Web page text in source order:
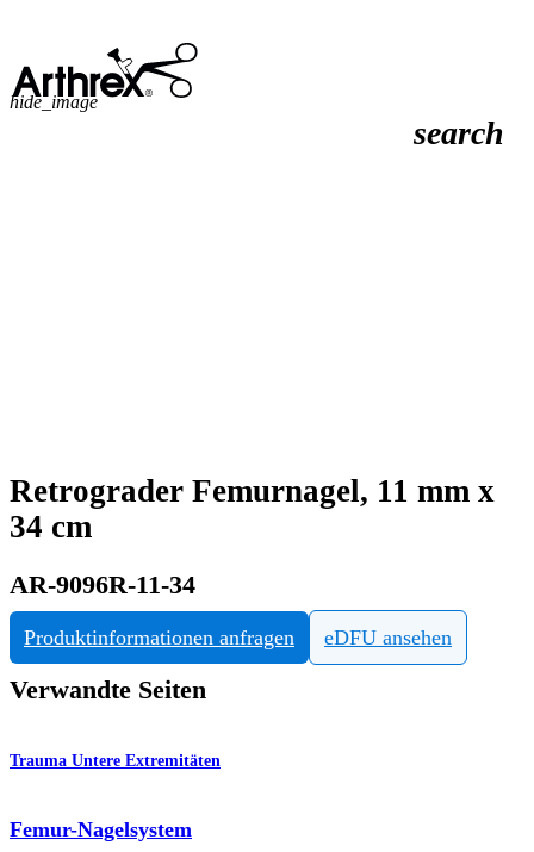
search
hide_image
Retrograder Femurnagel, 11 mm x
34 cm
AR-9096R-11-34
Produktinformationen anfragen eDFU ansehen
Verwandte Seiten
Trauma Untere Extremitäten
Femur-Nagelsystem